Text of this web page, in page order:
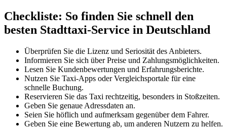
Checkliste: So finden Sie schnell den
besten Stadttaxi-Service in Deutschland
Überprüfen Sie die Lizenz und Seriosität des Anbieters.
Informieren Sie sich über Preise und Zahlungsmöglichkeiten.
Lesen Sie Kundenbewertungen und Erfahrungsberichte.
Nutzen Sie Taxi-Apps oder Vergleichsportale für eine
schnelle Buchung.
Reservieren Sie das Taxi rechtzeitig, besonders in Stoßzeiten.
Geben Sie genaue Adressdaten an.
Seien Sie höflich und aufmerksam gegenüber dem Fahrer.
Geben Sie eine Bewertung ab, um anderen Nutzern zu helfen.